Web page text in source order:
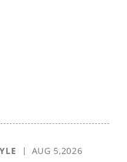
AUG 5,2026